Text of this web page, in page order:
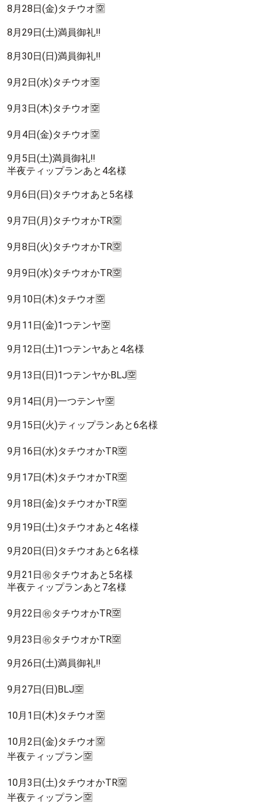
8月28日(金)タチウオ🈳
8月29日(土)満員御礼‼️
8月30日(日)満員御礼‼️
9月2日(水)タチウオ🈳
9月3日(木)タチウオ🈳
9月4日(金)タチウオ🈳
9月5日(土)満員御礼‼️
半夜ティップランあと4名様
9月6日(日)タチウオあと5名様
9月7日(月)タチウオかTR🈳
9月8日(火)タチウオかTR🈳
9月9日(水)タチウオかTR🈳
9月10日(木)タチウオ🈳
9月11日(金)1つテンヤ🈳
9月12日(土)1つテンヤあと4名様
9月13日(日)1つテンヤかBLJ🈳
9月14日(月)一つテンヤ🈳
9月15日(火)ティップランあと6名様
9月16日(水)タチウオかTR🈳
9月17日(木)タチウオかTR🈳
9月18日(金)タチウオかTR🈳
9月19日(土)タチウオあと4名様
9月20日(日)タチウオあと6名様
9月21日㊗️タチウオあと5名様
半夜ティップランあと7名様
9月22日㊗️タチウオかTR🈳
9月23日㊗️タチウオかTR🈳
9月26日(土)満員御礼‼️
9月27日(日)BLJ🈳
10月1日(木)タチウオ🈳
10月2日(金)タチウオ🈳
半夜ティップラン🈳
10月3日(土)タチウオかTR🈳
半夜ティップラン🈳